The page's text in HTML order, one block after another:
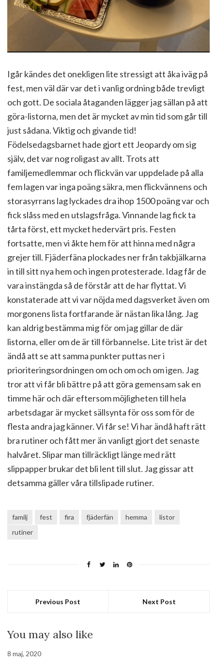
Igår kändes det onekligen lite stressigt att åka iväg på
fest, men väl där var det i vanlig ordning både trevligt
och gott. De sociala åtaganden lägger jag sällan på att
göra-listorna, men det är mycket av min tid som går till
just sådana. Viktig och givande tid!
Födelsedagsbarnet hade gjort ett Jeopardy om sig
själv, det var nog roligast av allt. Trots att
familjemedlemmar och flickvän var uppdelade på alla
fem lagen var inga poäng säkra, men flickvännens och
storasyrrans lag lyckades dra ihop 1500 poäng var och
fick slåss med en utslagsfråga. Vinnande lag fick ta
tårta först, ett mycket hedervärt pris. Festen
fortsatte, men vi åkte hem för att hinna med några
grejer till. Fjäderfäna plockades ner från takbjälkarna
in till sitt nya hem och ingen protesterade. Idag får de
vara instängda så de förstår att de har flyttat. Vi
konstaterade att vi var nöjda med dagsverket även om
morgonens lista fortfarande är nästan lika lång. Jag
kan aldrig bestämma mig för om jag gillar de där
listorna, eller om de är till förbannelse. Lite trist är det
ändå att se att samma punkter puttas ner i
prioriteringsordningen om och om och om igen. Jag
tror att vi får bli bättre på att göra gemensam sak en
timme här och där eftersom möjligheten till hela
arbetsdagar är mycket sällsynta för oss som för de
flesta andra jag känner. Vi får se! Vi har ändå haft rätt
bra rutiner och fått mer än vanligt gjort det senaste
halvåret. Slipar man tillräckligt länge med rätt
slippapper brukar det bli lent till slut. Jag gissar att
detsamma gäller våra tillslipade rutiner.
familj fest fira fjäderfän hemma
listor
rutiner
Previous Post Next Post
You may also like
8 maj, 2020